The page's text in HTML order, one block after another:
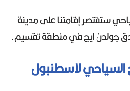
ستقتصر إقامتنا على مدينة
جولدن ايج في منطقة تقسيم.
السياحي لاسطنبول